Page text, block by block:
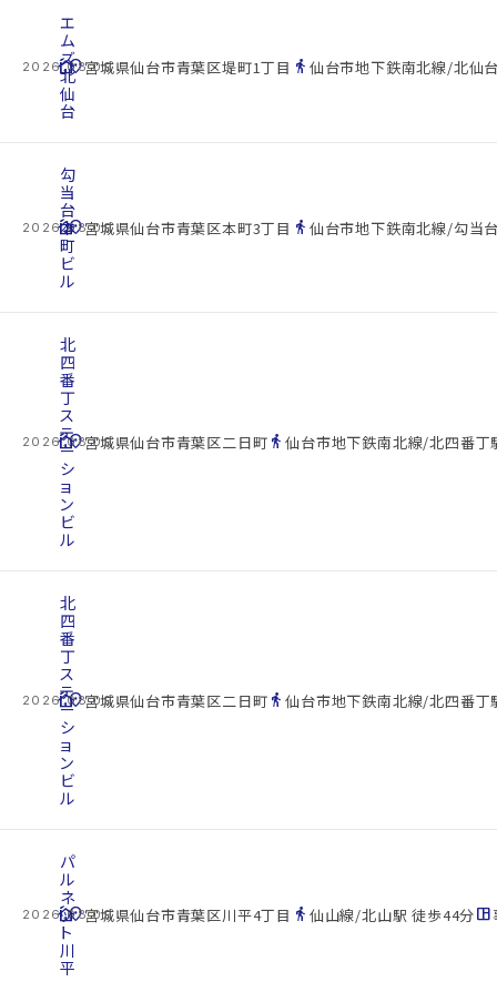
2026.08.09
cottage
エ
ム
ズ
北
仙
台
location_on宮城県仙台市青葉区堤町1丁目 directions_walk 仙台市地下鉄南北線/北仙
2026.08.09
cottage
勾
当
台
本
町
ビ
ル
location_on宮城県仙台市青葉区本町3丁目 directions_walk 仙台市地下鉄南北線/勾当
2026.08.09
cottage
北
四
番
丁
ス
テ
ー
シ
ョ
ン
ビ
ル
location_on宮城県仙台市青葉区二日町 directions_walk仙台市地下鉄南北線/北四番丁
2026.08.09
cottage
北
四
番
丁
ス
テ
ー
シ
ョ
ン
ビ
ル
location_on宮城県仙台市青葉区二日町 directions_walk仙台市地下鉄南北線/北四番丁
2026.08.09
cottage
パ
ル
ネ
ッ
ト
川
平
location_on宮城県仙台市青葉区川平4丁目 directions_walk 仙山線/北山駅 徒歩44分space_dashboard